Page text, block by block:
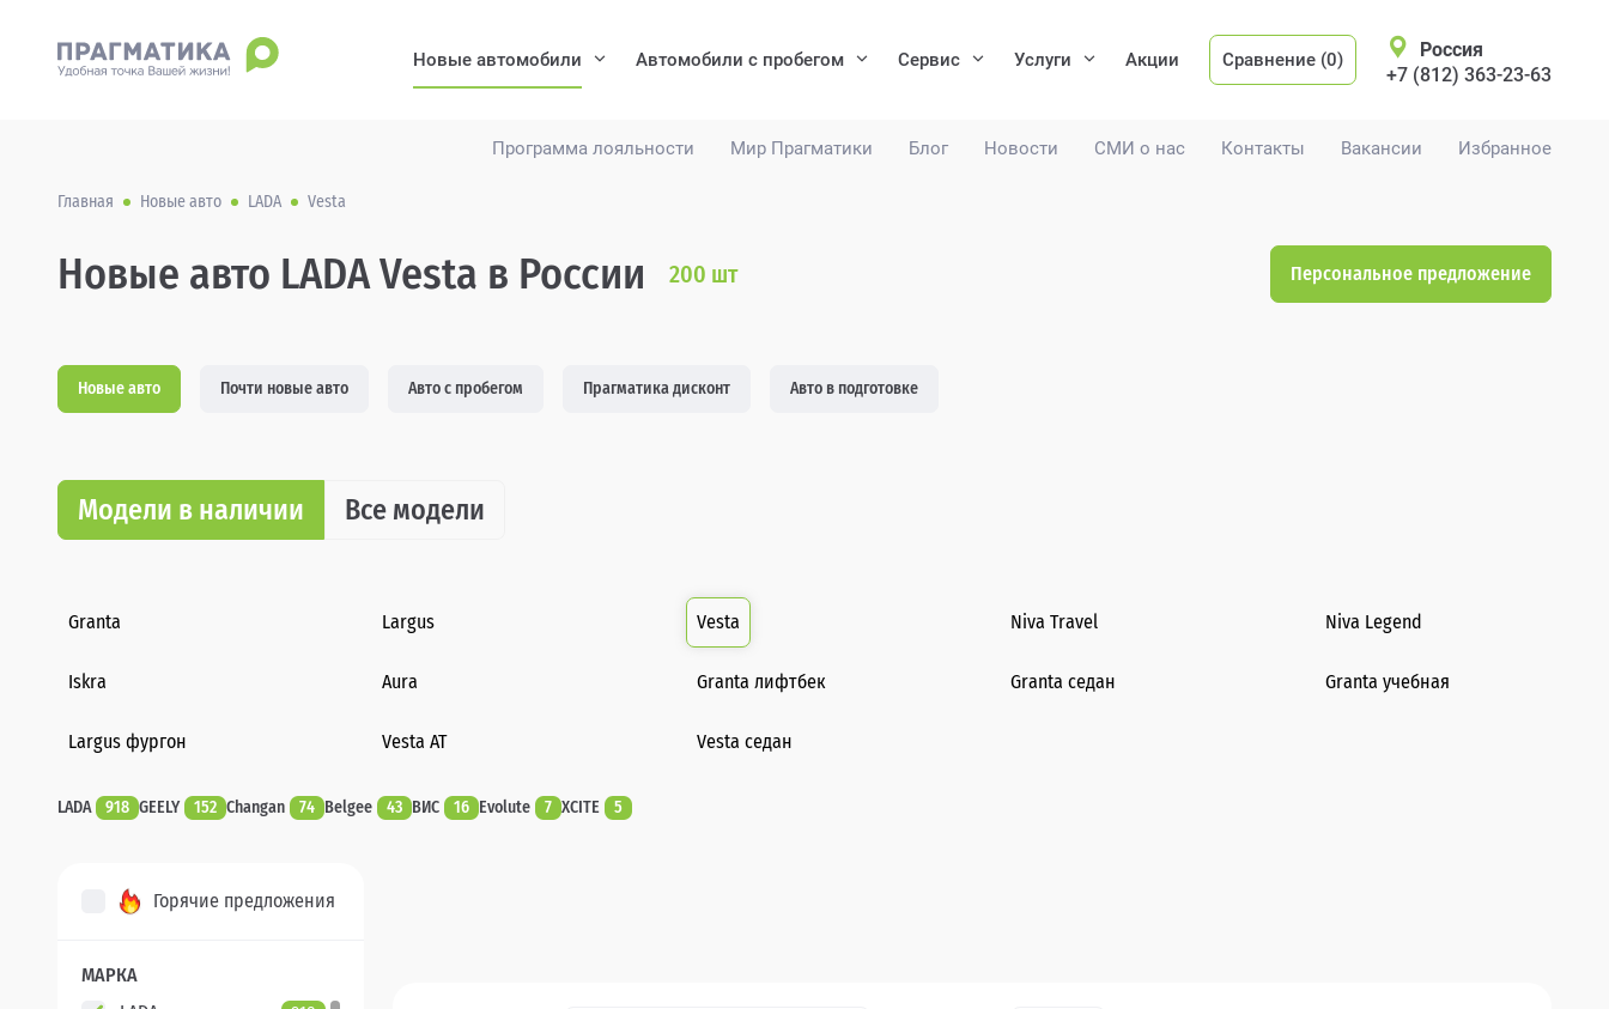
Программа лояльности Мир Прагматики Блог Новости СМИ о нас Контакты Вакансии Избранное
Новые автомобили Автомобили с пробегом Сервис Услуги Акции Сравнение (0)
Россия
+7 (812) 363-23-63
Главная Новые авто LADA Vesta
Новые авто LADA Vesta в России 200 шт Персональное предложение
Новые авто Почти новые авто Авто с пробегом Прагматика дисконт Авто в подготовке
Модели в наличии Все модели
Granta Largus Vesta Niva Travel Niva Legend
Iskra Aura Granta лифтбек Granta седан Granta учебная
Largus фургон Vesta AT Vesta седан
LADA 918 GEELY 152 Changan 74 Belgee 43 ВИС 16 Evolute 7 XCITE 5
Горячие предложения
МАРКА